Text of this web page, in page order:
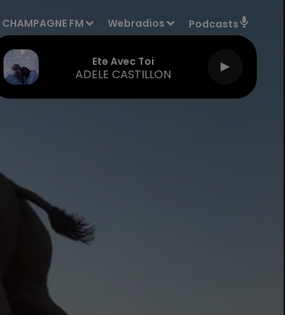
CHAMPAGNE FM Webradios Podcasts
Ete Avec Toi
ADELE CASTILLON